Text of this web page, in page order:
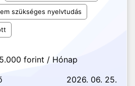
szükséges nyelvtudás
forint / Hónap
2026. 06. 25.